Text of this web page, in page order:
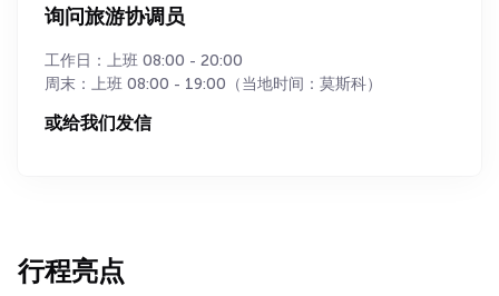
询问旅游协调员
工作日：上班 08:00 - 20:00
周末：上班 08:00 - 19:00（当地时间：莫斯科）
或给我们发信
行程亮点